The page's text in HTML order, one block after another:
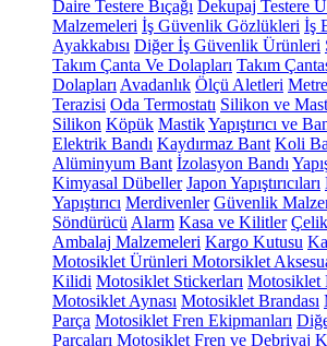
Daire Testere Bıçağı Dekupaj Testere
Malzemeleri İş Güvenlik Gözlükleri İş
Ayakkabısı Diğer İş Güvenlik Ürünleri
Takım Çanta Ve Dolapları Takım
Dolapları Avadanlık Ölçü Aletleri
Terazisi Oda Termostatı Silikon ve
Silikon Köpük MastikYapıştırıcı ve
Elektrik Bandı Kaydırmaz Bant Koli
Alüminyum Bant İzolasyon Bandı
Kimyasal Dübeller Japon Yapıştırıcıları
Yapıştırıcı Merdivenler Güvenlik
Söndürücü Alarm Kasa ve Kilitler
Ambalaj Malzemeleri Kargo Kutusu
Motosiklet Ürünleri Motorsiklet
Kilidi Motosiklet Stickerları Motosiklet
Motosiklet Aynası Motosiklet Brandası
Parça Motosiklet Fren Ekipmanları
Parçaları Motosiklet Fren ve Debriyaj